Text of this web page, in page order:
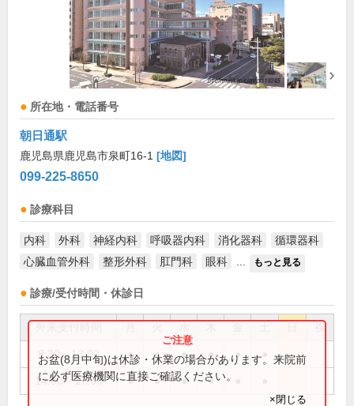
所在地・電話番号
朝日通駅
鹿児島県鹿児島市泉町16-1 [地図]
099-225-8650
診療科目
内科 外科 神経内科 呼吸器内科 消化器科
循環器科
心臓血管外科
整形外科 肛門科 眼科 もっと見る
診療/受付時間・休診日
祝
8:30～13:00 ● ● ● ● ●
14:00～17:30 ● ● ● ●
お盆(8月中旬)は休診・休業の場合があります。来院前
に必ず医療機関に直接ご確認ください。
×閉じる